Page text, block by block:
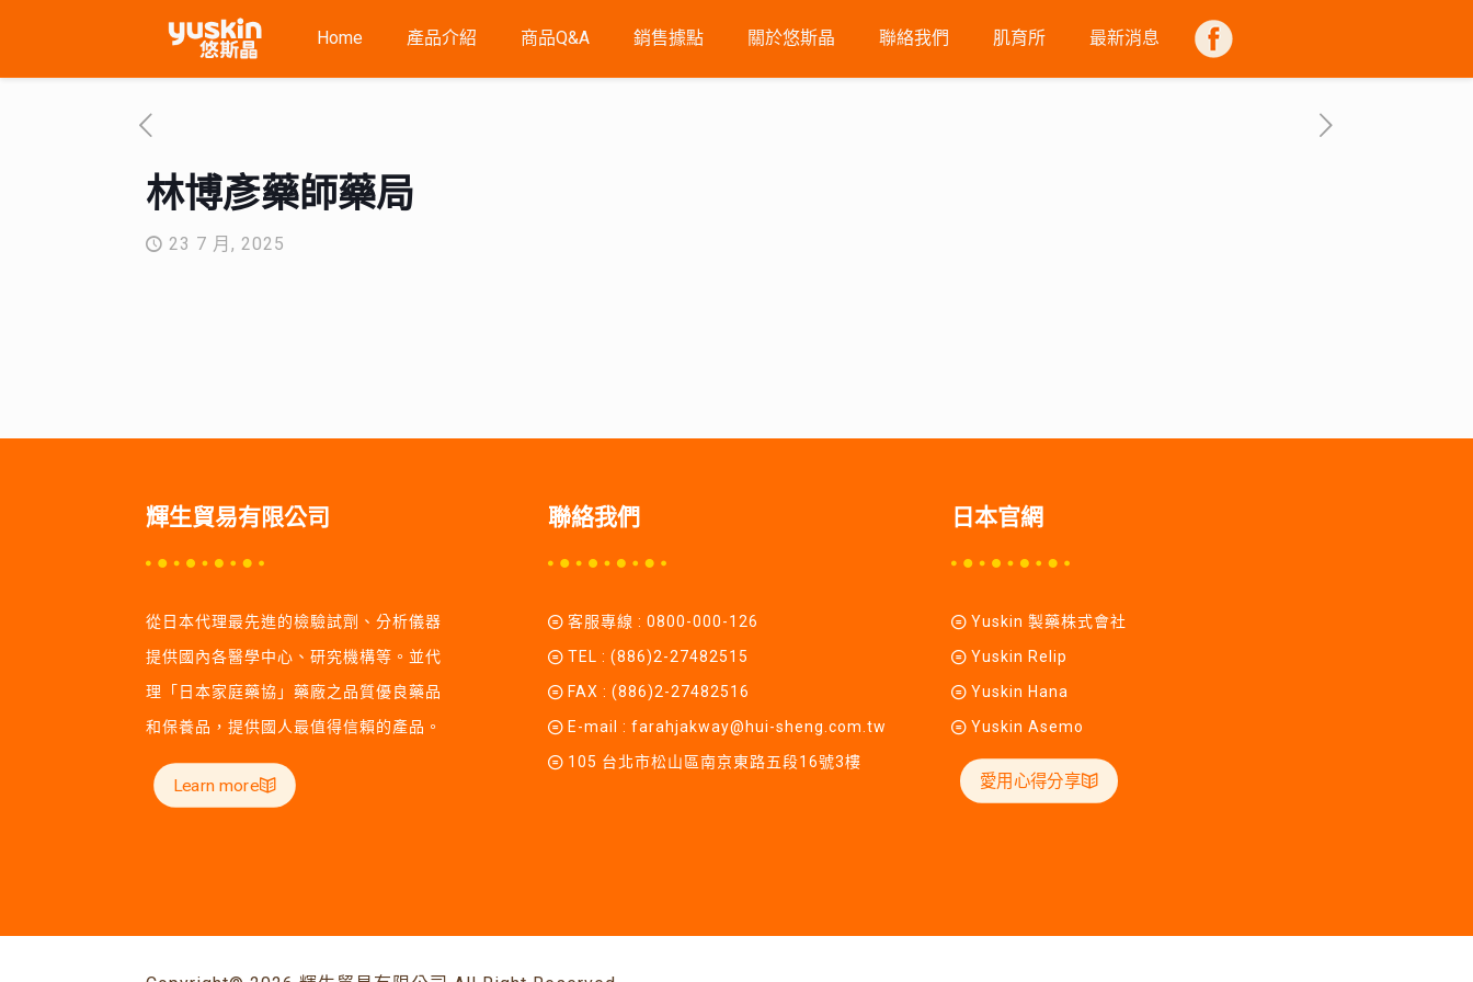
Home 產品介紹 商品Q&A 銷售據點 關於悠斯晶 聯絡我們 肌育所 最新消息 FB
林博彥藥師藥局
23 7 月, 2025
輝生貿易有限公司
從日本代理最先進的檢驗試劑、分析儀器
提供國內各醫學中心、研究機構等。並代
理「日本家庭藥協」藥廠之品質優良藥品
和保養品，提供國人最值得信賴的產品。
Learn more
聯絡我們
客服專線 :0800-000-126
TEL :(886)2-27482515
FAX : (886)2-27482516
E-mail :farahjakway@hui-sheng.com.tw
105 台北市松山區南京東路五段16號3樓
日本官網
Yuskin 製藥株式會社
Yuskin Relip
Yuskin Hana
Yuskin Asemo
愛用心得分享